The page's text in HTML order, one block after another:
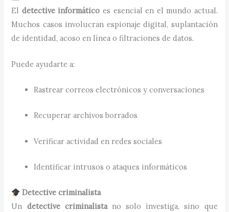
El detective informático es esencial en el mundo actual.
Muchos casos involucran espionaje digital, suplantación
de identidad, acoso en línea o filtraciones de datos.
Puede ayudarte a:
Rastrear correos electrónicos y conversaciones
Recuperar archivos borrados
Verificar actividad en redes sociales
Identificar intrusos o ataques informáticos
Detective criminalista
Un detective criminalistano solo investiga, sino que